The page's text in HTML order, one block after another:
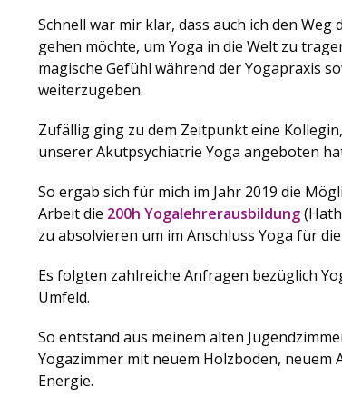
Schnell war mir klar, dass auch ich den
gehen möchte, um Yoga in die Welt zu
magische Gefühl während der Yogapraxis
weiterzugeben.
Zufällig ging zu dem Zeitpunkt eine
unserer Akutpsychiatrie Yoga angeboten
So ergab sich für mich im Jahr 2019 die
Arbeit die 200h Yogalehrerausbildung
zu absolvieren um im Anschluss Yoga für
Es folgten zahlreiche Anfragen bezüglich
Umfeld.
So entstand aus meinem alten
Yogazimmer mit neuem Holzboden, neuem
Energie.